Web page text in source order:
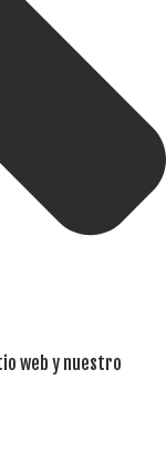
web y nuestro